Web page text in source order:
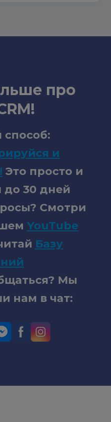
про
и
! Это просто и
до 30 дней
Смотри
YouTube
Базу
Мы
нам в чат: